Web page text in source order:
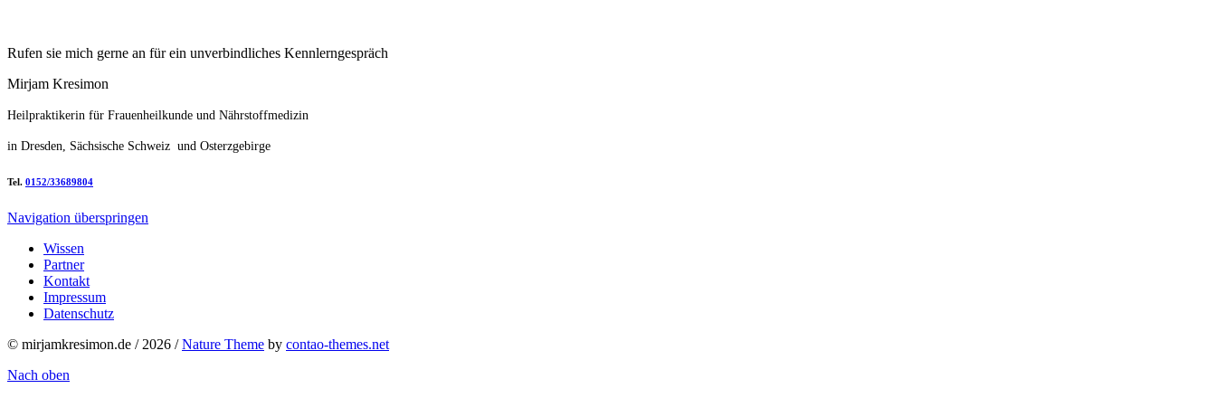
Rufen sie mich gerne an für ein unverbindliches Kennlerngespräch
Mirjam Kresimon
Heilpraktikerin für Frauenheilkunde und Nährstoffmedizin
in Dresden, Sächsische Schweiz und Osterzgebirge
Tel. 0152/33689804
Navigation überspringen
Wissen
Partner
Kontakt
Impressum
Datenschutz
© mirjamkresimon.de / 2026 /Nature Theme by contao-themes.net
Nach oben